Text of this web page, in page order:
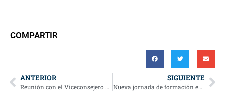
COMPARTIR
ANTERIOR
Reunión con el Viceconsejero de Vivienda y el Director de Planificación para abordar temas clave de las comunidades de propietarios
SIGUIENTE
Nueva jornada de formación en estrategias efectivas para la gestión y defensa de los honorarios de los administradores de fincas colegiados.